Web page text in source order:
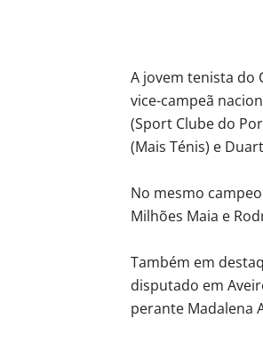
A jovem tenista do
vice-campeã
(Sport Clube do
(Mais Ténis) e
No mesmo
Milhões Maia e
Também em
disputado em
perante Madalena